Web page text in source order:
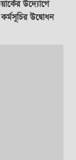
উদ্যোগে
উদ্বোধন